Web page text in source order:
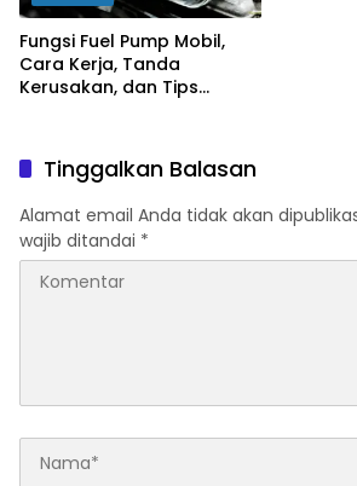
Fungsi Fuel Pump Mobil,
Cara Kerja, Tanda
Kerusakan, dan Tips
Tinggalkan Balasan
Alamat email Anda tidak akan
wajib ditandai *